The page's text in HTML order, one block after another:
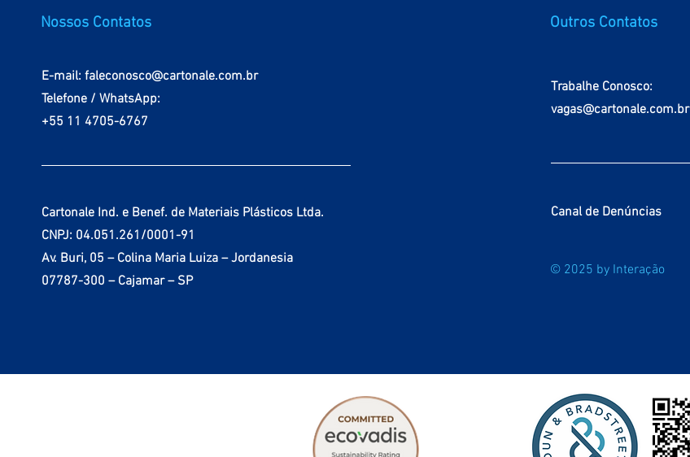
Nossos Contatos
E-mail: faleconosco@cartonale.com.br
Telefone / WhatsApp:
+55 11 4705-6767
Cartonale Ind. e Benef. de Materiais Plásticos Ltda.
CNPJ: 04.051.261/0001-91
Av. Buri, 05 – Colina Maria Luiza – Jordanesia
07787-300 – Cajamar – SP
Outros Contatos
Trabalhe Conosco:
vagas@cartonale.com.br
Canal de Denúncias
© 2025 by Interação